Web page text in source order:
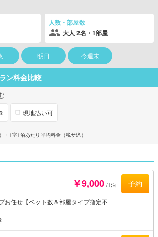
人数・部屋数
大人 2名・1部屋
明日 今週末
ン料金比較
現地払い可
・1室1泊あたり平均料金（税サ込）
￥9,000 /1泊 予約
お任せ【ベット数＆部屋タイプ指定不